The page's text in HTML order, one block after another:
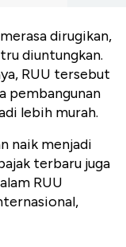
dirugikan,
diuntungkan.
RUU tersebut
pembangunan
lebih murah.
naik menjadi
terbaru juga
RUU